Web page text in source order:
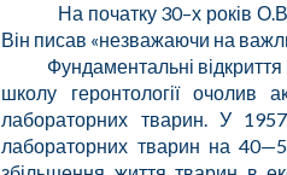
На початку 30–х років
Він писав «незважаючи на
Фундаментальні відкриття у
школу геронтології очолив
лабораторних тварин. У1957
лабораторних тварин на